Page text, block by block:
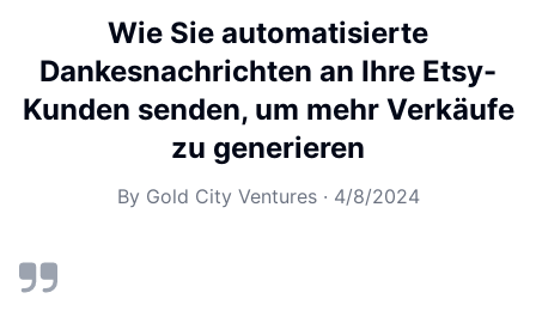
Wie Sie automatisierte
Dankesnachrichten an Ihre Etsy-
Kunden senden, um mehr Verkäufe
zu generieren
By Gold City Ventures· 4/8/2024